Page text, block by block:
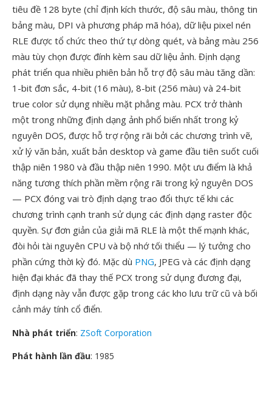
tiêu đề 128 byte (chỉ định kích thước, độ sâu màu, thông tin
bảng màu, DPI và phương pháp mã hóa), dữ liệu pixel nén
RLE được tổ chức theo thứ tự dòng quét, và bảng màu 256
màu tùy chọn được đính kèm sau dữ liệu ảnh. Định dạng
phát triển qua nhiều phiên bản hỗ trợ độ sâu màu tăng dần:
1-bit đơn sắc, 4-bit (16 màu), 8-bit (256 màu) và 24-bit
true color sử dụng nhiều mặt phẳng màu. PCX trở thành
một trong những định dạng ảnh phổ biến nhất trong kỷ
nguyên DOS, được hỗ trợ rộng rãi bởi các chương trình vẽ,
xử lý văn bản, xuất bản desktop và game đầu tiên suốt cuối
thập niên 1980 và đầu thập niên 1990. Một ưu điểm là khả
năng tương thích phần mềm rộng rãi trong kỷ nguyên DOS
— PCX đóng vai trò định dạng trao đổi thực tế khi các
chương trình cạnh tranh sử dụng các định dạng raster độc
quyền. Sự đơn giản của giải mã RLE là một thế mạnh khác,
đòi hỏi tài nguyên CPU và bộ nhớ tối thiểu — lý tưởng cho
phần cứng thời kỳ đó. Mặc dù PNG, JPEG và các định dạng
hiện đại khác đã thay thế PCX trong sử dụng đương đại,
định dạng này vẫn được gặp trong các kho lưu trữ cũ và bối
cảnh máy tính cổ điển.
Nhà phát triển: ZSoft Corporation
Phát hành lần đầu: 1985